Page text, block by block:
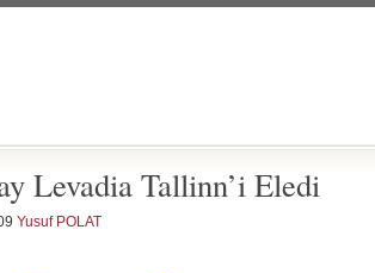
Levadia Tallinn’i Eledi
Yusuf POLAT